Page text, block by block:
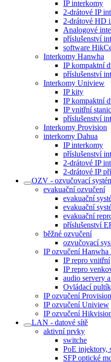
IP interkomy
2-drátové IP
2-drátové HD
Analogové
příslušenství
software
Interkomy Hanwha
IP kompaktní
příslušenství
Interkomy Uniview
IP kity
IP kompaktní
IP vnitřní
příslušenství
Interkomy Provision
interkomy Dahua
IP interkomy
příslušenství
2-drátové IP
2-drátové IP
OZV - ozvučovací
evakuační ozvučení
evakuační
evakuační
evakuační
příslušenství
běžné ozvučení
ozvučovací
IP ozvučení Hanwha
IP repro vnitřní
IP repro
audio servery
Ovládací
IP ozvučení Provision
IP ozvučení Uniview
IP ozvučení
LAN - datové sítě
aktivní prvky
switche
PoE injektory,
SFP optické